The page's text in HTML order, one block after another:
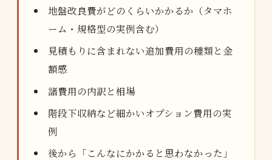
地盤改良費がどのくらいかかるか（タマホ
ーム・規格型の実例含む）
見積もりに含まれない追加費用の種類と金
額感
諸費用の内訳と相場
階段下収納など細かいオプション費用の実
例
後から「こんなにかかると思わなかった」